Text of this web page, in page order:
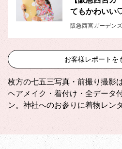
てもかわいい
介✨
阪急西宮ガーデン
お客様レポートを
枚方の七五三写真・前撮り撮影
ヘアメイク・着付け・全データ
ン。神社へのお参りに着物レン